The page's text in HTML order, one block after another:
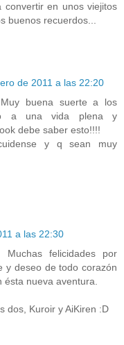
en unos viejitos
buenos recuerdos...
de 2011 a las 22:20
buena suerte a los
a una vida plena y
debe saber esto!!!!
y q sean muy
a las 22:30
Muchas felicidades por
y deseo de todo corazón
nueva aventura.
dos, Kuroir y AiKiren :D